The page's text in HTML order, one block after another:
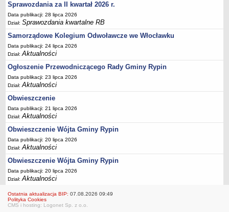
Zmiany budżetu
Wieloletnia Prognoza Finansowa
Majątek gminy
Majątek jednostek organizacyjnych
Dług publiczny
Realizacja inwestycji
Sprawozdania z wykonania budżetu
Sprawozdania kwartalne RB
Sprawozdania finansowe
Informacje z wykonania budżetu gminy (w tym ulgi, odroczenia)
Interpretacje indywidualne
BUDOWA PRZYDOMOWYCH OCZYSZCZALNI ŚCIEKÓW -
DOFINANSOWANIE
Wykaz spraw
Sprawozdania za II kwartał 2026 r.
Data publikacji: 28 lipca 2026
Dział:Sprawozdania kwartalne RB
Samorządowe Kolegium Odwoławcze we Włocławku
Data publikacji: 24 lipca 2026
Dział:Aktualności
Ogłoszenie Przewodniczącego Rady Gminy Rypin
Data publikacji: 23 lipca 2026
Dział:Aktualności
Obwieszczenie
Data publikacji: 21 lipca 2026
Dział:Aktualności
Obwieszczenie Wójta Gminy Rypin
Data publikacji: 20 lipca 2026
Dział:Aktualności
Obwieszczenie Wójta Gminy Rypin
Data publikacji: 20 lipca 2026
Dział:Aktualności
Ostatnia aktualizacja BIP: 07.08.2026 09:49
Polityka Cookies
CMS i hosting: Logonet Sp. z o.o.